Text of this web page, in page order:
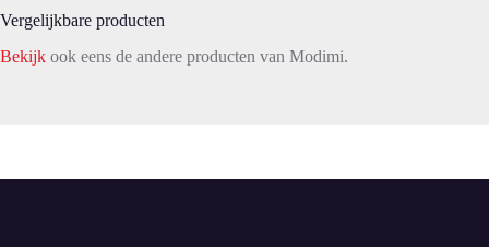
Vergelijkbare producten
Bekijk ook eens de andere producten van Modimi.